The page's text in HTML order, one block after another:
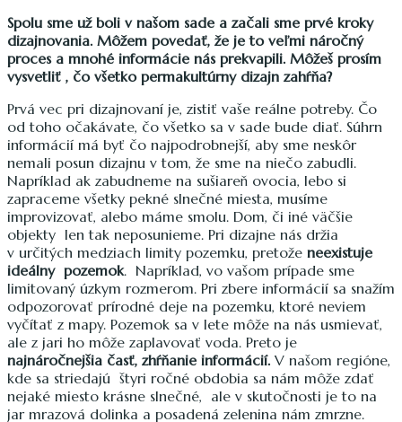
Spolu sme už boli v našom sade a začali sme prvé kroky
dizajnovania. Môžem povedať, že je to veľmi náročný
proces a mnohé informácie nás prekvapili. Môžeš prosím
vysvetliť , čo všetko permakultúrny dizajn zahŕňa?
Prvá vec pri dizajnovaní je, zistiť vaše reálne potreby. Čo
od toho očakávate, čo všetko sa v sade bude diať. Súhrn
informácií má byť čo najpodrobnejší, aby sme neskôr
nemali posun dizajnu v tom, že sme na niečo zabudli.
Napríklad ak zabudneme na sušiareň ovocia, lebo si
zapraceme všetky pekné slnečné miesta, musíme
improvizovať, alebo máme smolu. Dom, či iné väčšie
objekty len tak neposunieme. Pri dizajne nás držia
v určitých medziach limity pozemku, pretože neexistuje
ideálny pozemok. Napríklad, vo vašom prípade sme
limitovaný úzkym rozmerom. Pri zbere informácií sa snažím
odpozorovať prírodné deje na pozemku, ktoré neviem
vyčítať z mapy. Pozemok sa v lete môže na nás usmievať,
ale z jari ho môže zaplavovať voda. Preto je
najnáročnejšia časť, zhŕňanie informácií. V našom regióne,
kde sa striedajú štyri ročné obdobia sa nám môže zdať
nejaké miesto krásne slnečné, ale v skutočnosti je to na
jar mrazová dolinka a posadená zelenina nám zmrzne.